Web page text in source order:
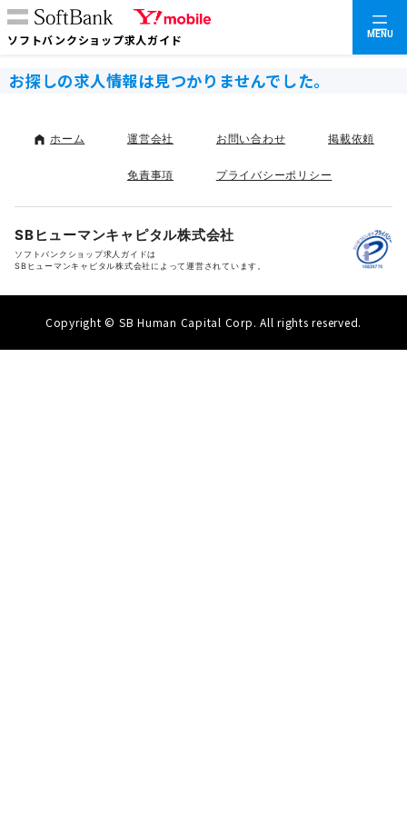
ソフトバンクショップ求人ガイド MENU
お探しの求人情報は見つかりませんでした。
ホーム 運営会社 お問い合わせ 掲載依頼
免責事項 プライバシーポリシー
SBヒューマンキャピタル株式会社
ソフトバンクショップ求人ガイドは
SBヒューマンキャピタル株式会社によって運営されています。
Copyright © SB Human Capital Corp. All rights reserved.